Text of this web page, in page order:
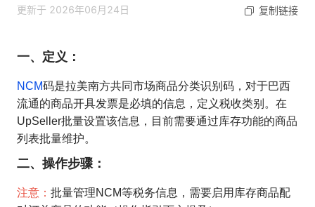
更新于 2026年06月24日 复制链接
一、定义：
NCM码是拉美南方共同市场商品分类识别码，对于巴西
流通的商品开具发票是必填的信息，定义税收类别。在
UpSeller批量设置该信息，目前需要通过库存功能的商品
列表批量维护。
二、操作步骤：
注意： 批量管理NCM等税务信息，需要启用库存商品配